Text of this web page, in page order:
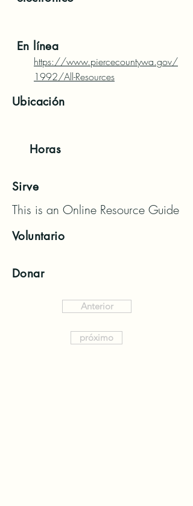
En línea
https://www.piercecountywa.gov/
1992/All-Resources
Ubicación
Horas
Sirve
This is an Online Resource Guide
Voluntario
Donar
Anterior
próximo